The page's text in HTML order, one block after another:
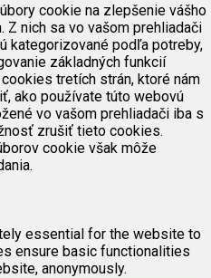
cookie na zlepšenie vášho
Z nich sa vo vašom prehliadači
kategorizované podľa potreby,
základných funkcií
tretích strán, ktoré nám
ako používate túto webovú
vo vašom prehliadači iba s
zrušiť tieto cookies.
cookie však môže
essential for the website to
ensure basic functionalities
anonymously.